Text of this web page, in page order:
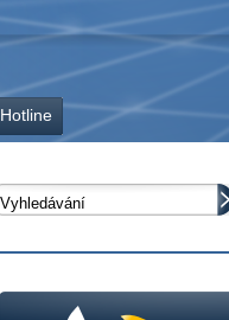
Hotline